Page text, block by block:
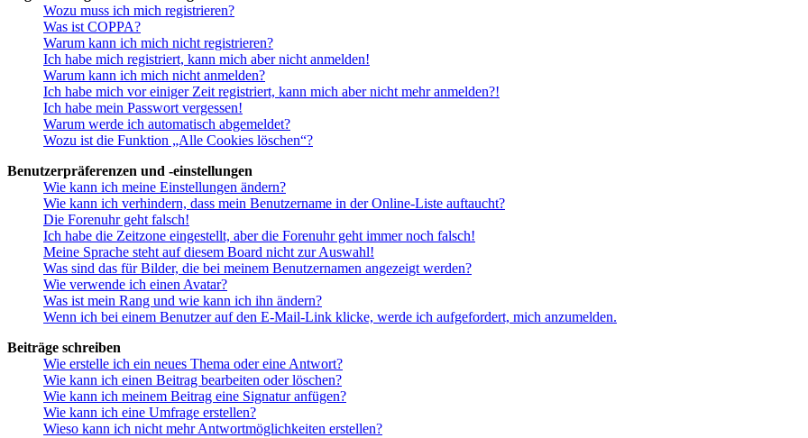
Wozu muss ich mich registrieren?
Was ist COPPA?
Warum kann ich mich nicht registrieren?
Ich habe mich registriert, kann mich aber nicht anmelden!
Warum kann ich mich nicht anmelden?
Ich habe mich vor einiger Zeit registriert, kann mich aber nicht mehr anmelden?!
Ich habe mein Passwort vergessen!
Warum werde ich automatisch abgemeldet?
Wozu ist die Funktion „Alle Cookies löschen“?
Benutzerpräferenzen und -einstellungen
Wie kann ich meine Einstellungen ändern?
Wie kann ich verhindern, dass mein Benutzername in der Online-Liste auftaucht?
Die Forenuhr geht falsch!
Ich habe die Zeitzone eingestellt, aber die Forenuhr geht immer noch falsch!
Meine Sprache steht auf diesem Board nicht zur Auswahl!
Was sind das für Bilder, die bei meinem Benutzernamen angezeigt werden?
Wie verwende ich einen Avatar?
Was ist mein Rang und wie kann ich ihn ändern?
Wenn ich bei einem Benutzer auf den E-Mail-Link klicke, werde ich aufgefordert, mich anzumelden.
Beiträge schreiben
Wie erstelle ich ein neues Thema oder eine Antwort?
Wie kann ich einen Beitrag bearbeiten oder löschen?
Wie kann ich meinem Beitrag eine Signatur anfügen?
Wie kann ich eine Umfrage erstellen?
Wieso kann ich nicht mehr Antwortmöglichkeiten erstellen?